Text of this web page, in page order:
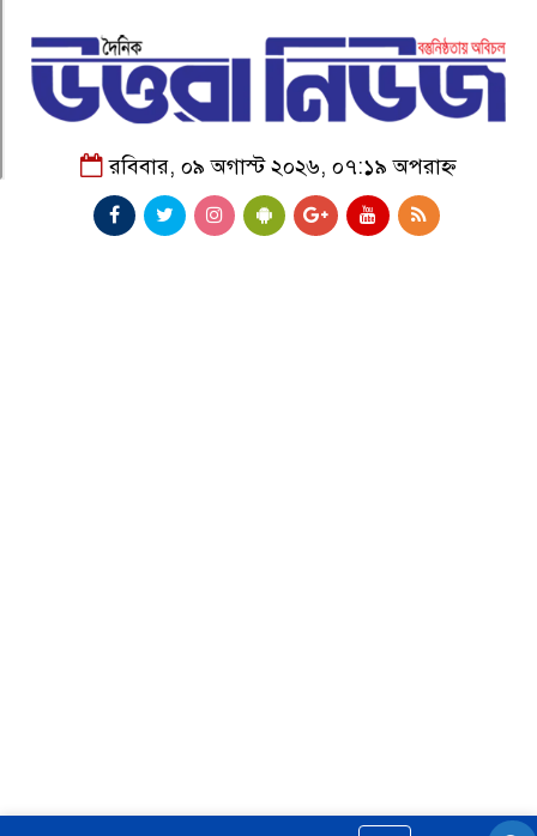
রবিবার, ০৯ অগাস্ট ২০২৬, ০৭:১৯ অপরাহ্ন